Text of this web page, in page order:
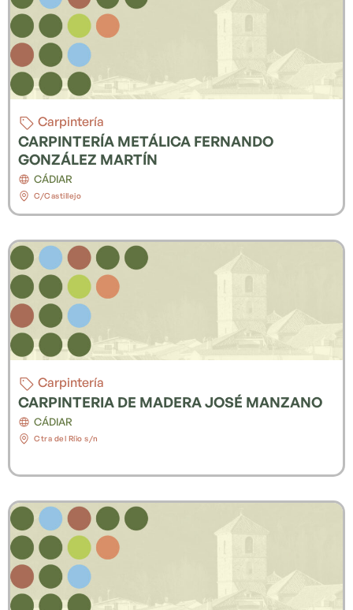
Carpintería
CARPINTERÍA METÁLICA FERNANDO
GONZÁLEZ MARTÍN
CÁDIAR
C/Castillejo
Carpintería
CARPINTERIA DE MADERA JOSÉ MANZANO
CÁDIAR
Ctra del Ríio s/n